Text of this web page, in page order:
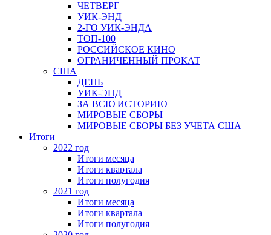
ЧЕТВЕРГ
УИК-ЭНД
2-ГО УИК-ЭНДА
ТОП-100
РОССИЙСКОЕ КИНО
ОГРАНИЧЕННЫЙ ПРОКАТ
США
ДЕНЬ
УИК-ЭНД
ЗА ВСЮ ИСТОРИЮ
МИРОВЫЕ СБОРЫ
МИРОВЫЕ СБОРЫ БЕЗ УЧЕТА США
Итоги
2022 год
Итоги месяца
Итоги квартала
Итоги полугодия
2021 год
Итоги месяца
Итоги квартала
Итоги полугодия